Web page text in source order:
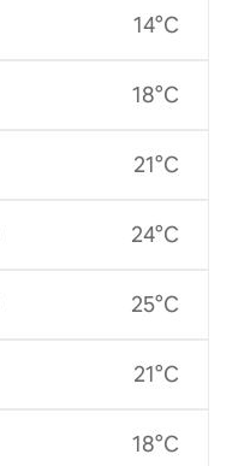
14°C
18°C
21°C
24°C
25°C
21°C
18°C